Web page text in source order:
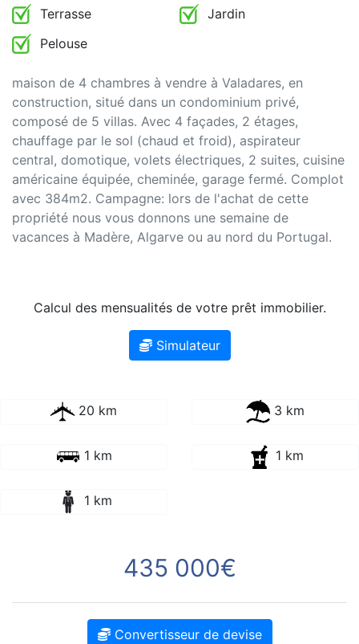
Terrasse
Jardin
Pelouse
maison de 4 chambres à vendre à Valadares, en
construction, situé dans un condominium privé,
composé de 5 villas. Avec 4 façades, 2 étages,
chauffage par le sol (chaud et froid), aspirateur
central, domotique, volets électriques, 2 suites, cuisine
américaine équipée, cheminée, garage fermé. Complot
avec 384m2. Campagne: lors de l'achat de cette
propriété nous vous donnons une semaine de
vacances à Madère, Algarve ou au nord du Portugal.
Calcul des mensualités de votre prêt immobilier.
Simulateur
20 km 3 km
1 km 1 km
1 km
435 000€
Convertisseur de devise